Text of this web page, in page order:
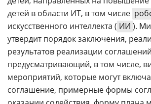
детей в области ИТ, в том числе
искусственного интеллекта ( ИИ ).
утвердит порядок заключения,
результатов реализации
предусматривающий, в том числе,
мероприятий, которые могут
соглашение, примерные формы